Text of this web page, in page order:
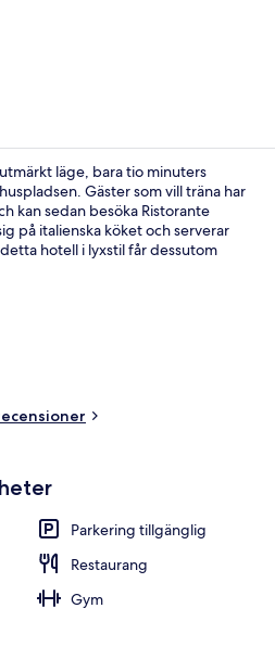
läge, bara tio minuters
Gäster som vill träna har
kan sedan besöka Ristorante
på italienska köket och serverar
hotell i lyxstil får dessutom
Boendet ligger bara
och till Rådhuspladsen station tar
Parkering tillgänglig
Restaurang
Gym